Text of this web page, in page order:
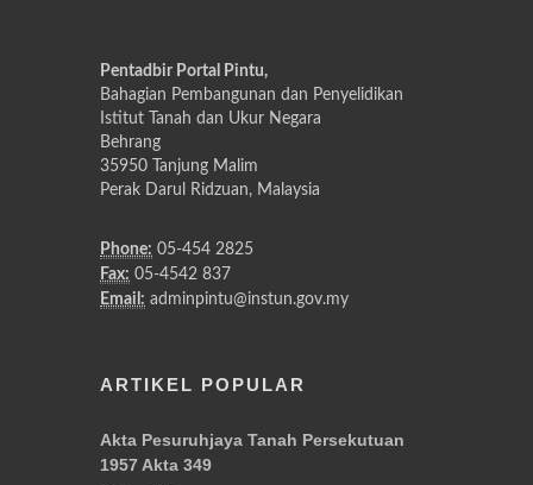
Pentadbir Portal Pintu,
Bahagian Pembangunan dan Penyelidikan
Istitut Tanah dan Ukur Negara
Behrang
35950 Tanjung Malim
Perak Darul Ridzuan, Malaysia
Phone: 05-454 2825
Fax: 05-4542 837
Email: adminpintu@instun.gov.my
ARTIKEL POPULAR
Akta Pesuruhjaya Tanah Persekutuan
1957 Akta 349